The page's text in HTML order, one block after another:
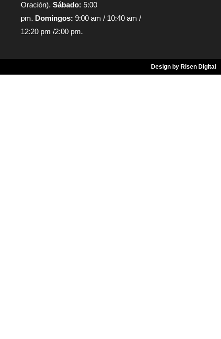
Oración). Sábado: 5:00
pm. Domingos: 9:00 am / 10:40 am /
12:20 pm /2:00 pm.
Design by Risen Digital